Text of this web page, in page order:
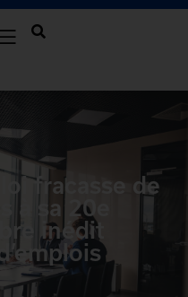
fracasse de
à sa 20e
inédit